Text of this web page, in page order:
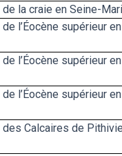
de la craie en Seine-
de l’Éocène supérieur
de l’Éocène supérieur
de l’Éocène supérieur
des Calcaires de